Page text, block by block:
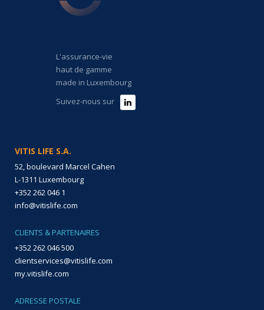
L'assurance-vie
haut de gamme
made in Luxembourg
Suivez-nous sur
VITIS LIFE S.A.
52, boulevard Marcel Cahen
L-1311 Luxembourg
+352 262 046 1
info@vitislife.com
CLIENTS & PARTENAIRES
+352 262 046 500
clientservices@vitislife.com
my.vitislife.com
ADRESSE POSTALE